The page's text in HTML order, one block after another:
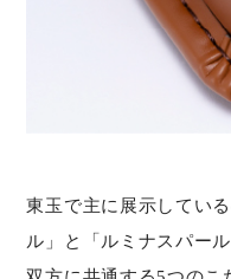
東玉で主に展示してい
ル」と「ルミナスパール